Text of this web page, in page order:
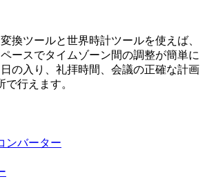
換ツールと世界時計ツールを使えば、
ースでタイムゾーン間の調整が簡単に
の入り、礼拝時間、会議の正確な計画
行えます。
ンバーター